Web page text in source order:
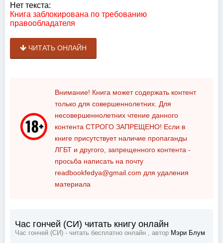
Нет текста:
Книга заблокирована по требованию
правообладателя
ЧИТАТЬ ОНЛАЙН
Внимание! Книга может содержать контент
только для совершеннолетних. Для
несовершеннолетних чтение данного
контента СТРОГО ЗАПРЕЩЕНО! Если в
книге присутствует наличие пропаганды
ЛГБТ и другого, запрещенного контента -
просьба написать на почту
readbookfedya@gmail.com для удаления
материала
Час гончей (СИ) читать книгу онлайн
Час гончей (СИ) - читать бесплатно онлайн , автор Мэри Блум